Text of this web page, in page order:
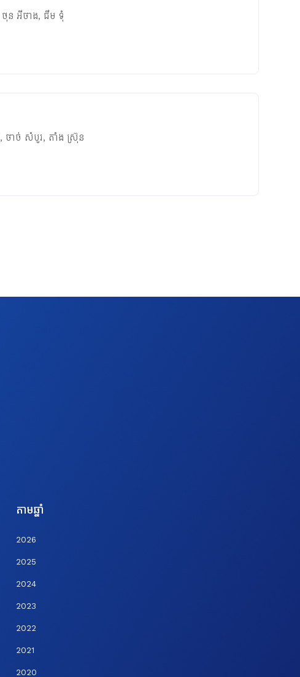
ថុន អីថាង, ជឹម ទុំ
, ថាច់ សំបូរ, តាំង ស្រ៊ុន
តាមឆ្នាំ
2026
2025
2024
2023
2022
2021
2020